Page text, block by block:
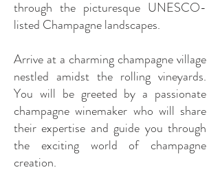
through the picturesque UNESCO-
listed Champagne landscapes.
Arrive at a charming champagne village
nestled amidst the rolling vineyards.
You will be greeted by a passionate
champagne winemaker who will share
their expertise and guide you through
the exciting world of champagne
creation.